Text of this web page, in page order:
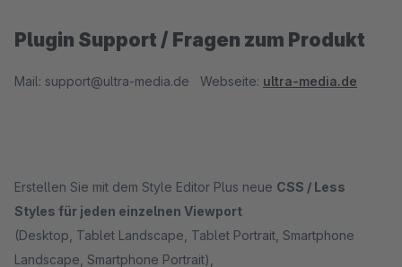
Plugin Support / Fragen zum Produkt
Mail: support@ultra-media.de Webseite: ultra-media.de
Erstellen Sie mit dem Style Editor Plus neue CSS / Less
Styles für jeden einzelnen Viewport
(Desktop, Tablet Landscape, Tablet Portrait, Smartphone
Landscape, Smartphone Portrait),